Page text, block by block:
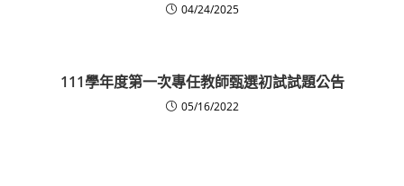
04/24/2025
111學年度第一次專任教師甄選初試試題公告
05/16/2022